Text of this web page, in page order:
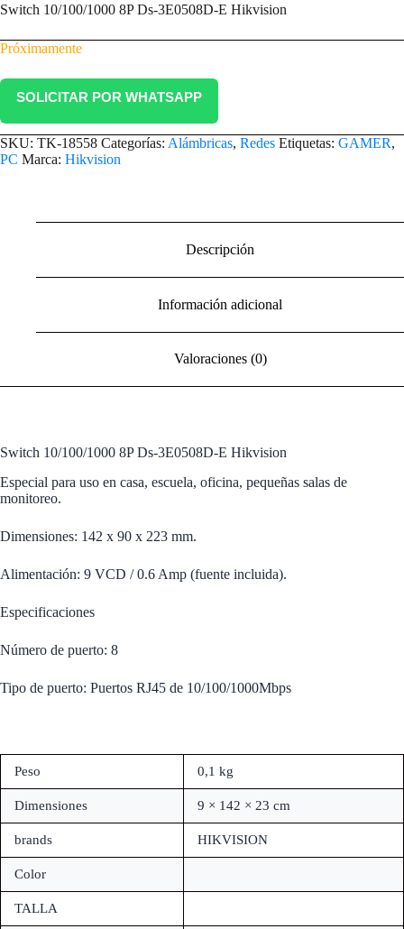
Switch 10/100/1000 8P Ds-3E0508D-E Hikvision
Próximamente
SOLICITAR POR WHATSAPP
SKU: TK-18558 Categorías: Alámbricas, Redes Etiquetas: GAMER,
PC Marca: Hikvision
Descripción
Información adicional
Valoraciones (0)
Switch 10/100/1000 8P Ds-3E0508D-E Hikvision
Especial para uso en casa, escuela, oficina, pequeñas salas de
monitoreo.
Dimensiones: 142 x 90 x 223 mm.
Alimentación: 9 VCD / 0.6 Amp (fuente incluida).
Especificaciones
Número de puerto: 8
Tipo de puerto: Puertos RJ45 de 10/100/1000Mbps
Peso 0,1 kg
Dimensiones 9 × 142 × 23 cm
brands HIKVISION
Color
TALLA